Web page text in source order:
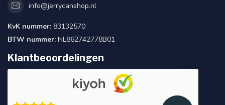
info@jerrycanshop.nl
KvK nummer: 83132570
BTW nummer: NL862742778B01
Klantbeoordelingen